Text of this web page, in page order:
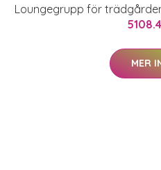
Loungegrupp för
MER